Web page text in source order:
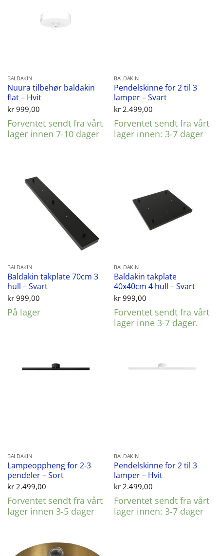
BALDAKIN
Nuura tilbehør baldakin
flat – Hvit
kr999,00
Forventet sendt fra vårt
lager innen 7-10 dager
BALDAKIN
Pendelskinne for 2 til 3
lamper – Svart
kr2.499,00
Forventet sendt fra vårt
lager innen: 3-7 dager
BALDAKIN
Baldakin takplate 70cm 3
hull – Svart
kr999,00
På lager
BALDAKIN
Baldakin takplate
40x40cm 4 hull – Svart
kr999,00
Forventet sendt fra vårt
lager inne 3-7 dager.
BALDAKIN
Lampeoppheng for 2-3
pendeler – Sort
kr2.499,00
Forventet sendt fra vårt
lager innen 3-5 dager
BALDAKIN
Pendelskinne for 2 til 3
lamper – Hvit
kr2.499,00
Forventet sendt fra vårt
lager innen: 3-7 dager